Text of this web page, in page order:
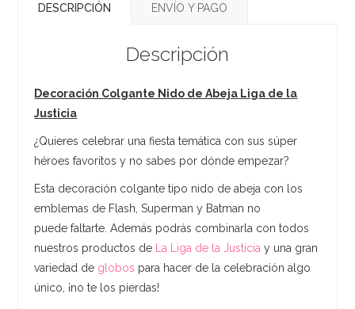
DESCRIPCIÓN ENVÍO Y PAGO
Descripción
Decoración Colgante Nido de Abeja Liga de la
Justicia
¿Quieres celebrar una fiesta temática con sus súper
héroes favoritos y no sabes por dónde empezar?
Esta decoración colgante tipo nido de abeja con los
emblemas de Flash, Superman y Batman no
puede faltarte. Además podrás combinarla con todos
nuestros productos de
La Liga de la Justicia y una gran
variedad de globos para hacer de la celebración algo
único, ¡no te los pierdas!